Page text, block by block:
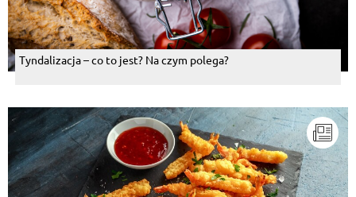
Tyndalizacja – co to jest? Na czym polega?